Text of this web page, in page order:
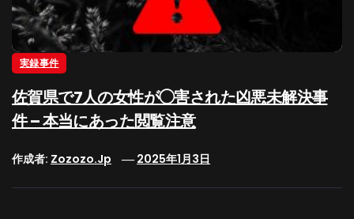
実録事件
佐賀県で7人の女性が◯害された凶悪未解決事
件 – 本当にあった閲覧注意
作成者: Zozozo.jp 2025年1月3日